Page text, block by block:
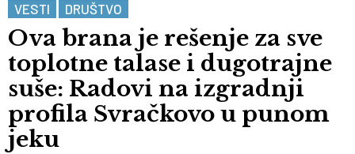
VESTI
DRUŠTVO
Ova brana je rešenje za sve
toplotne talase i dugotrajne
suše: Radovi na izgradnji
profila Svračkovo u punom
jeku